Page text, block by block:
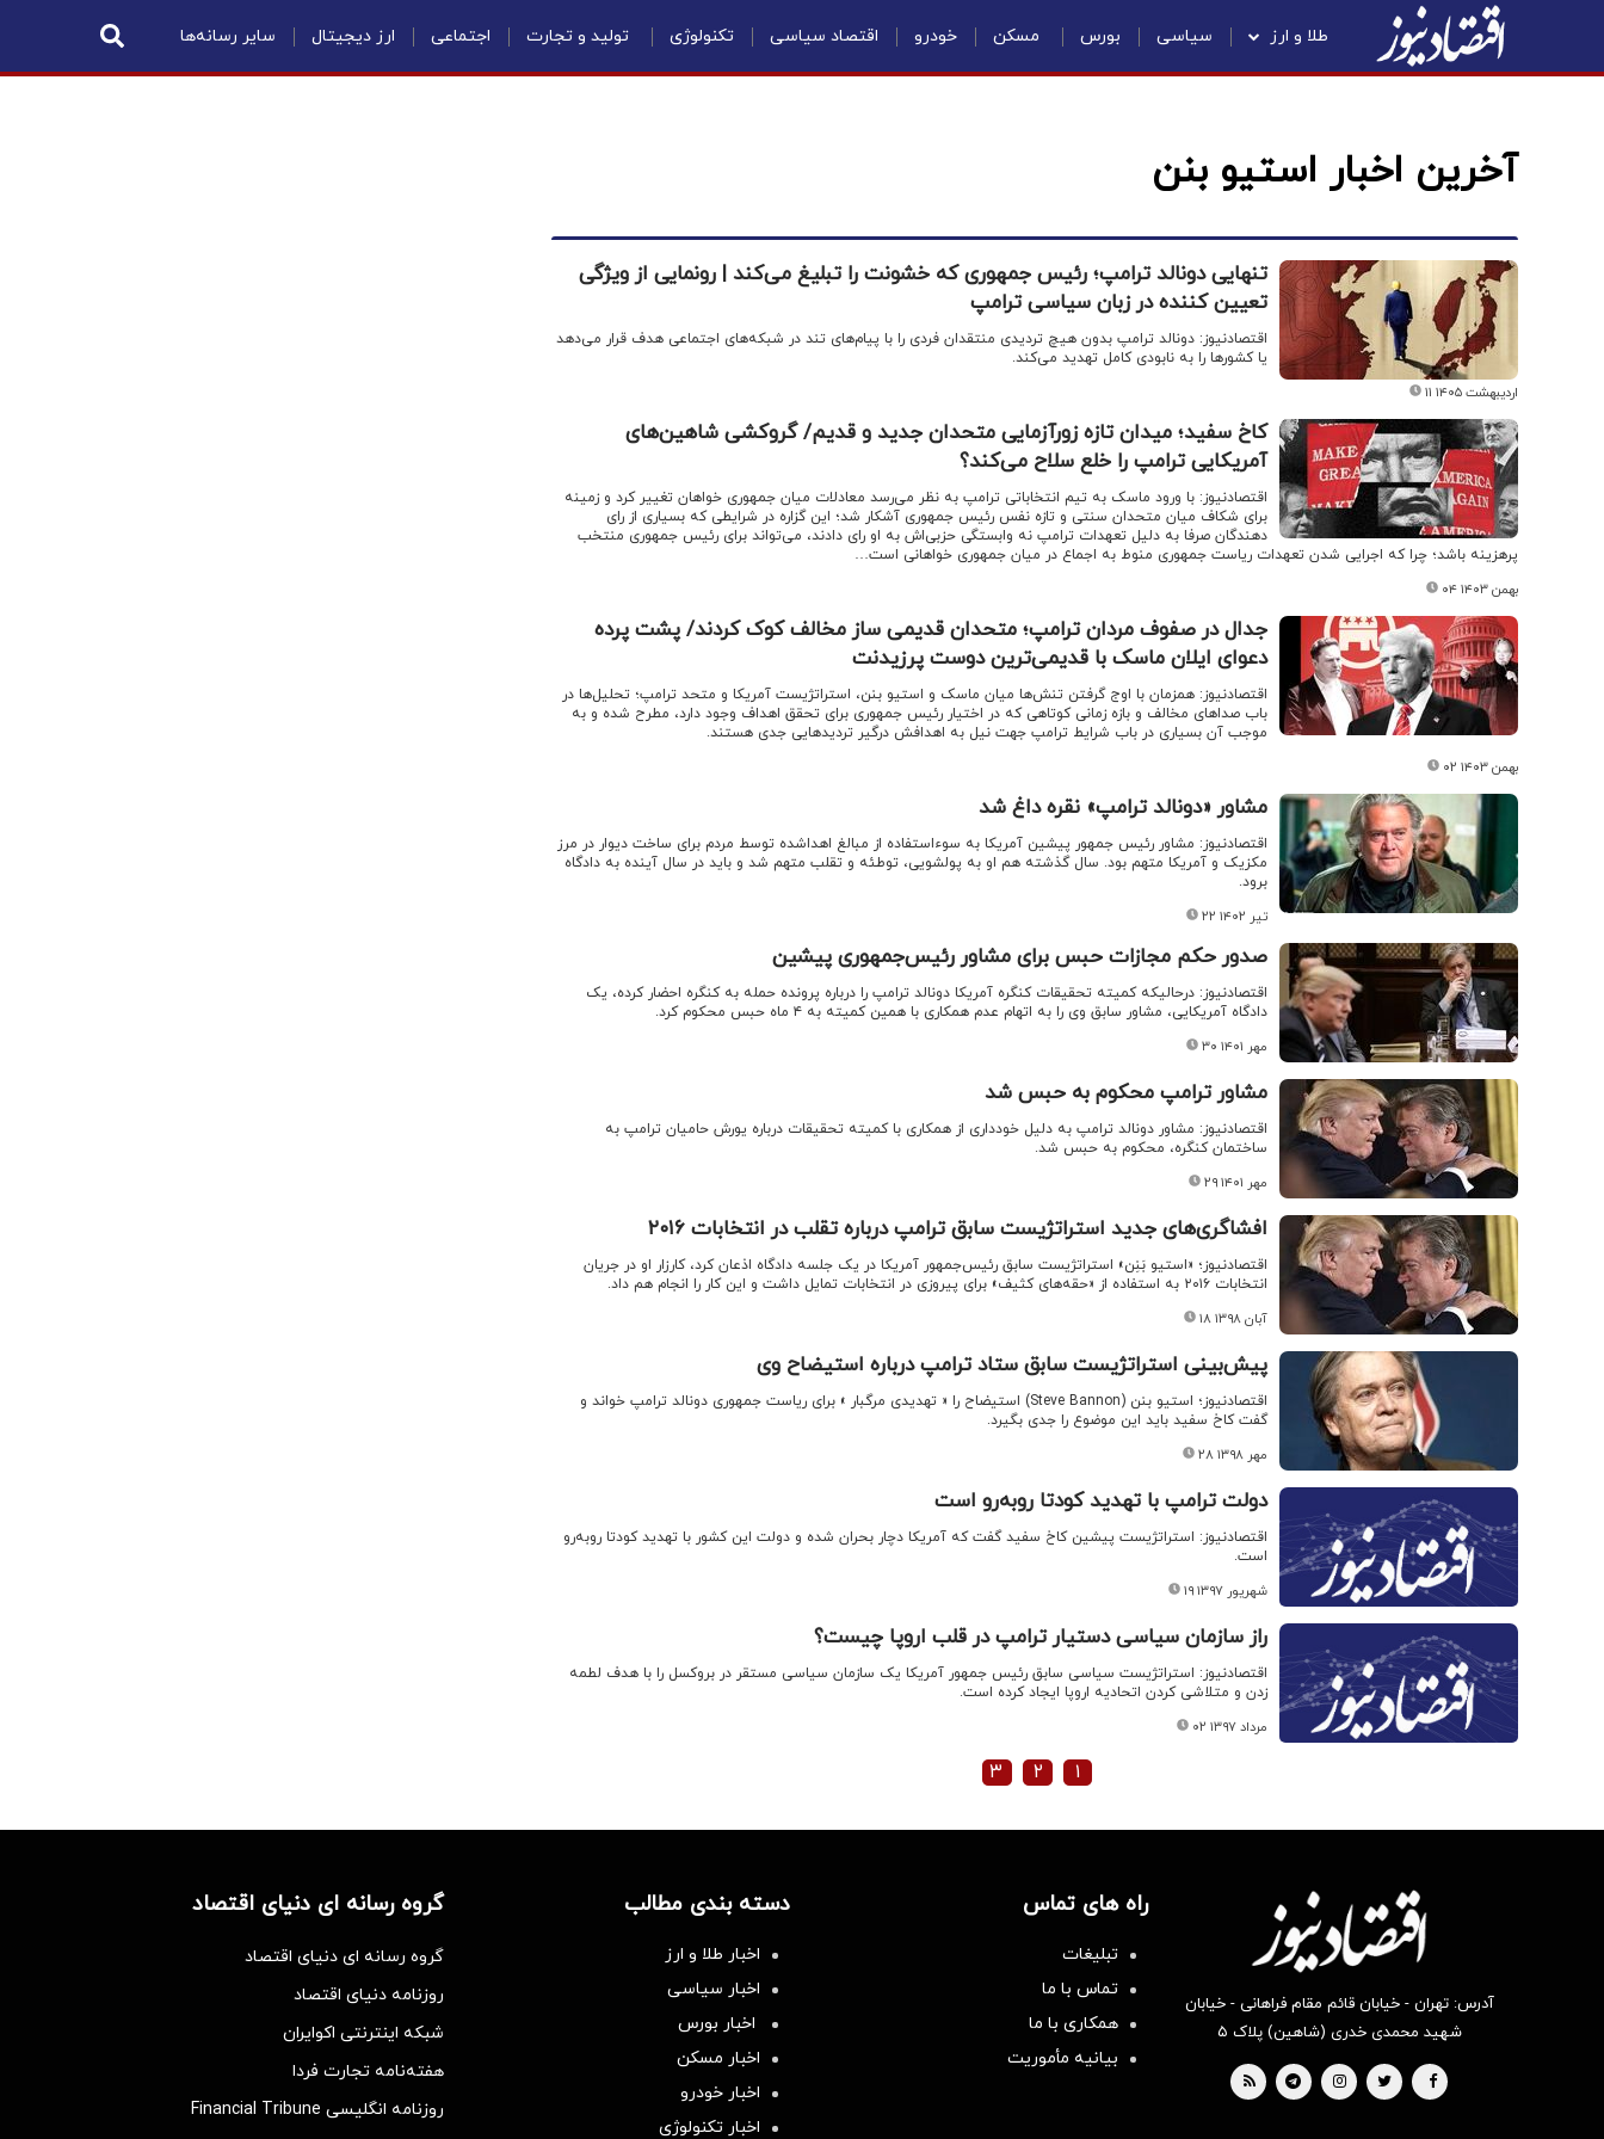
طلا و ارز سیاسی بورس مسکن خودرو اقتصاد سیاسی تکنولوژی تولید و تجارت اجتماعی ارز دیجیتال سایر رسانه‌ها
آخرین اخبار استیو بنن
تنهایی دونالد ترامپ؛ رئیس جمهوری که خشونت را تبلیغ می‌کند | رونمایی از ویژگی‌
تعیین‌ کننده در زبان سیاسی ترامپ
اقتصادنیوز: دونالد ترامپ بدون هیچ تردیدی منتقدان فردی را با پیام‌های تند در شبکه‌های اجتماعی هدف قرار می‌دهد
یا کشورها را به نابودی کامل تهدید می‌کند.
۱۱ اردیبهشت ۱۴۰۵
کاخ سفید؛ میدان تازه زورآزمایی متحدان جدید و قدیم/ گروکشی شاهین‌های
آمریکایی ترامپ را خلع سلاح می‌کند؟
اقتصادنیوز: با ورود ماسک به تیم انتخاباتی ترامپ به نظر می‌رسد معادلات میان جمهوری خواهان تغییر کرد و زمینه
برای شکاف میان متحدان سنتی و تازه نفس رئیس جمهوری آشکار شد؛ این گزاره در شرایطی که بسیاری از رای
دهندگان صرفا به دلیل تعهدات ترامپ نه وابستگی حزبی‌اش به او رای دادند، می‌تواند برای رئیس جمهوری منتخب
پرهزینه باشد؛ چرا که اجرایی شدن تعهدات ریاست جمهوری منوط به اجماع در میان جمهوری خواهانی است…
۰۴ بهمن ۱۴۰۳
جدال در صفوف مردان ترامپ؛ متحدان قدیمی ساز مخالف کوک کردند/ پشت پرده
دعوای ایلان ماسک با قدیمی‌ترین دوست پرزیدنت
اقتصادنیوز: همزمان با اوج گرفتن تنش‌ها میان ماسک و استیو بنن، استراتژیست آمریکا و متحد ترامپ؛ تحلیل‌ها در
باب صداهای مخالف و بازه زمانی کوتاهی که در اختیار رئیس جمهوری برای تحقق اهداف وجود دارد، مطرح شده و به
موجب آن بسیاری در باب شرایط ترامپ جهت نیل به اهدافش درگیر تردیدهایی جدی هستند.
۰۲ بهمن ۱۴۰۳
مشاور «دونالد ترامپ» نقره داغ شد
اقتصادنیوز: مشاور رئیس جمهور پیشین آمریکا به سوءاستفاده از مبالغ اهداشده توسط مردم برای ساخت دیوار در مرز
مکزیک و آمریکا متهم بود. سال گذشته هم او به پولشویی، توطئه و تقلب متهم شد و باید در سال آینده به دادگاه
برود.
۲۲ تیر ۱۴۰۲
صدور حکم مجازات حبس برای مشاور رئیس‌جمهوری پیشین
اقتصادنیوز: درحالیکه کمیته تحقیقات کنگره آمریکا دونالد ترامپ را درباره پرونده حمله به کنگره احضار کرده، یک
دادگاه آمریکایی، مشاور سابق وی را به اتهام عدم همکاری با همین کمیته به ۴ ماه حبس محکوم کرد.
۳۰ مهر ۱۴۰۱
مشاور ترامپ محکوم به حبس شد
اقتصادنیوز: مشاور دونالد ترامپ به دلیل خودداری از همکاری با کمیته تحقیقات درباره یورش حامیان ترامپ به
ساختمان کنگره، محکوم به حبس شد.
۲۹ مهر ۱۴۰۱
افشاگری‌های جدید استراتژیست سابق ترامپ درباره تقلب در انتخابات ۲۰۱۶
اقتصادنیوز؛ «استیو بَنِن» استراتژیست سابق رئیس‌جمهور آمریکا در یک جلسه دادگاه اذعان کرد، کارزار او در جریان
انتخابات ۲۰۱۶ به استفاده از «حقه‌های کثیف» برای پیروزی در انتخابات تمایل داشت و این کار را انجام هم داد.
۱۸ آبان ۱۳۹۸
پیش‌بینی استراتژیست سابق ستاد ترامپ درباره استیضاح وی
اقتصادنیوز؛ استیو بنن (Steve Bannon) استیضاح را « تهدیدی مرگبار » برای ریاست جمهوری دونالد ترامپ خواند و
گفت کاخ سفید باید این موضوع را جدی بگیرد.
۲۸ مهر ۱۳۹۸
دولت ترامپ با تهدید کودتا رو‌به‌رو است
اقتصادنیوز: استراتژیست پیشین کاخ سفید گفت که آمریکا دچار بحران شده و دولت این کشور با تهدید کودتا رو‌به‌رو
است.
۱۹ شهریور ۱۳۹۷
راز سازمان سیاسی دستیار ترامپ در قلب اروپا چیست؟
اقتصادنیوز: استراتژیست سیاسی سابق رئیس جمهور آمریکا یک سازمان سیاسی مستقر در بروکسل را با هدف لطمه
زدن و متلاشی کردن اتحادیه اروپا ایجاد کرده است.
۰۲ مرداد ۱۳۹۷
۱ ۲ ۳
آدرس: تهران - خیابان قائم مقام فراهانی - خیابان
شهید محمدی خدری (شاهین) پلاک ۵
راه های تماس
تبلیغات
تماس با ما
همکاری با ما
بیانیه مأموریت
دسته بندی مطالب
اخبار طلا و ارز
اخبار سیاسی
اخبار بورس
اخبار مسکن
اخبار خودرو
اخبار تکنولوژی
گروه رسانه ای دنیای اقتصاد
گروه رسانه ای دنیای اقتصاد
روزنامه دنیای اقتصاد
شبکه اینترنتی اکوایران
هفته‌نامه تجارت فردا
روزنامه انگلیسی Financial Tribune